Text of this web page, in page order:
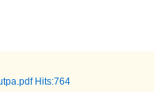
Hits:764